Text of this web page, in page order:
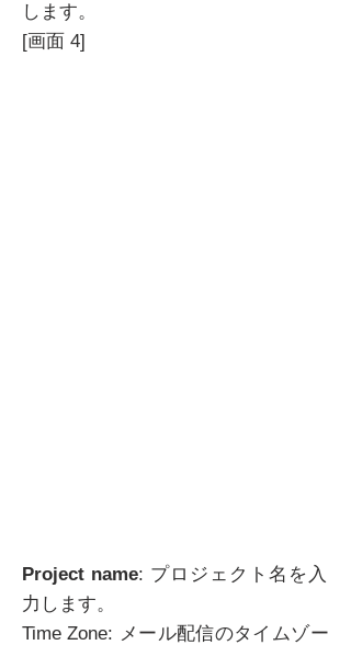
します。
[画面 4]
Project name: プロジェクト名を入
力します。
Time Zone: メール配信のタイムゾー